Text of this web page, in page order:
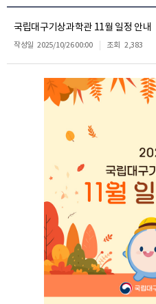
국립대구기상과학관 11월 일정 안내
작성일 2025/10/26 00:00 조회 2,383